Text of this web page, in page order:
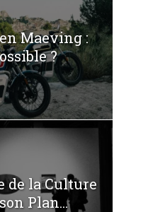
Maeving :
?
de la Culture
Plan...